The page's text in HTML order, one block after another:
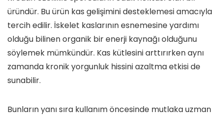
üründür. Bu ürün kas gelişimini desteklemesi amacıyla
tercih edilir. İskelet kaslarının esnemesine yardımı
olduğu bilinen organik bir enerji kaynağı olduğunu
söylemek mümkündür. Kas kütlesini arttırırken aynı
zamanda kronik yorgunluk hissini azaltma etkisi de
sunabilir.
Bunların yanı sıra kullanım öncesinde mutlaka uzman